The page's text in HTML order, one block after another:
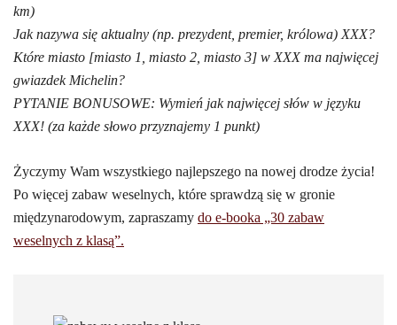
km)
Jak nazywa się aktualny (np. prezydent, premier, królowa) XXX?
Które miasto [miasto 1, miasto 2, miasto 3] w XXX ma najwięcej
gwiazdek Michelin?
PYTANIE BONUSOWE: Wymień jak najwięcej słów w języku
XXX! (za każde słowo przyznajemy 1 punkt)
Życzymy Wam wszystkiego najlepszego na nowej drodze życia!
Po więcej zabaw weselnych, które sprawdzą się w gronie
międzynarodowym, zapraszamy do e-booka „30 zabaw
weselnych z klasą”.